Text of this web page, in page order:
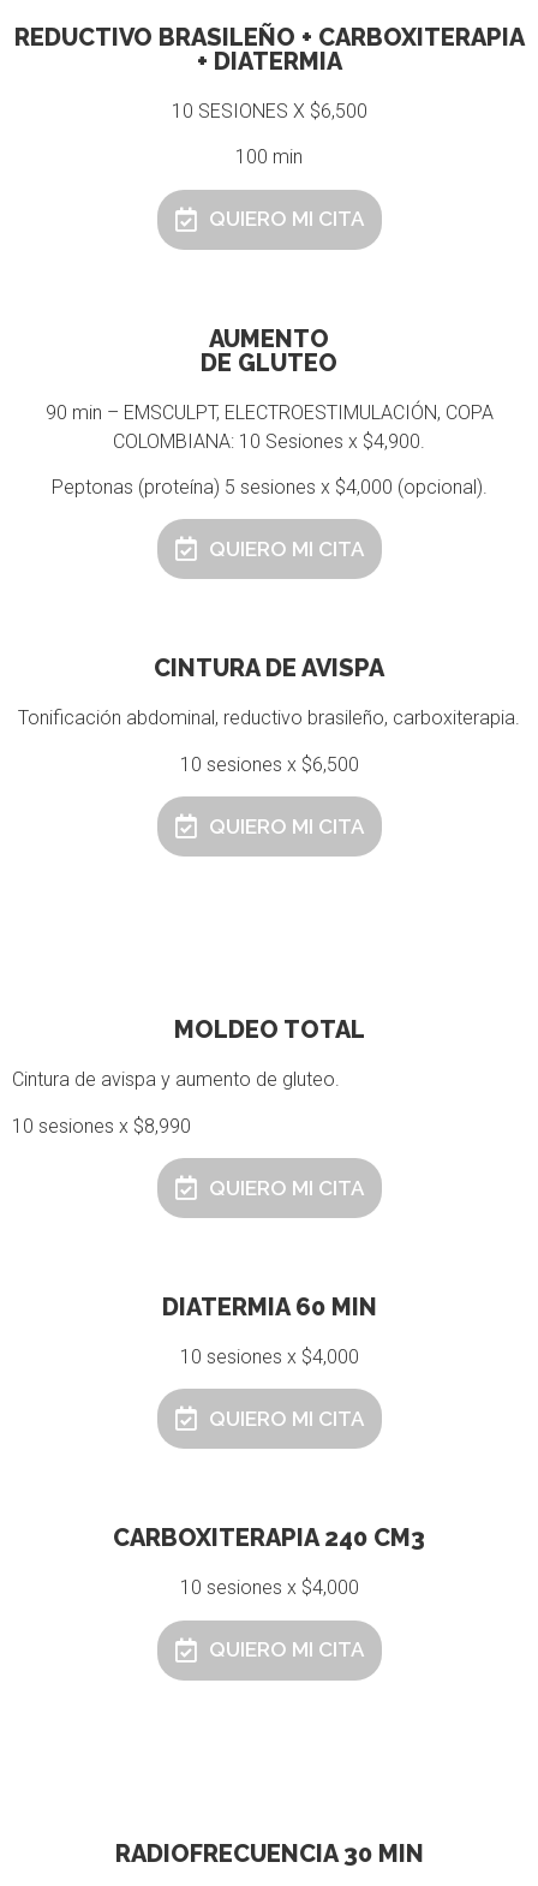
REDUCTIVO BRASILEÑO + CARBOXITERAPIA
+ DIATERMIA
10 SESIONES X $6,500
100 min
QUIERO MI CITA
AUMENTO
DE GLUTEO
90 min – EMSCULPT, ELECTROESTIMULACIÓN, COPA
COLOMBIANA: 10 Sesiones x $4,900.
Peptonas (proteína) 5 sesiones x $4,000 (opcional).
QUIERO MI CITA
CINTURA DE AVISPA
Tonificación abdominal, reductivo brasileño, carboxiterapia.
10 sesiones x $6,500
QUIERO MI CITA
MOLDEO TOTAL
Cintura de avispa y aumento de gluteo.
10 sesiones x $8,990
QUIERO MI CITA
DIATERMIA 60 MIN
10 sesiones x $4,000
QUIERO MI CITA
CARBOXITERAPIA 240 CM3
10 sesiones x $4,000
QUIERO MI CITA
RADIOFRECUENCIA 30 MIN